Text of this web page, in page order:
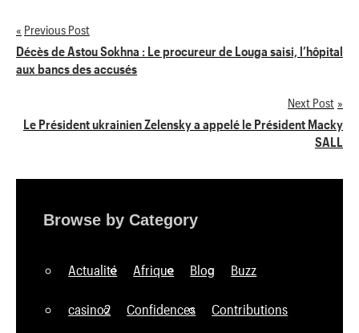
Navigation
de
Previous Post
Décès de Astou Sokhna : Le procureur de Louga saisi, l’hôpital
aux bancs des accusés
Next Post
Le Président ukrainien Zelensky a appelé le Président Macky
SALL
Browse by Category
Actualité Afrique Blog Buzz
casino2 Confidences Contributions